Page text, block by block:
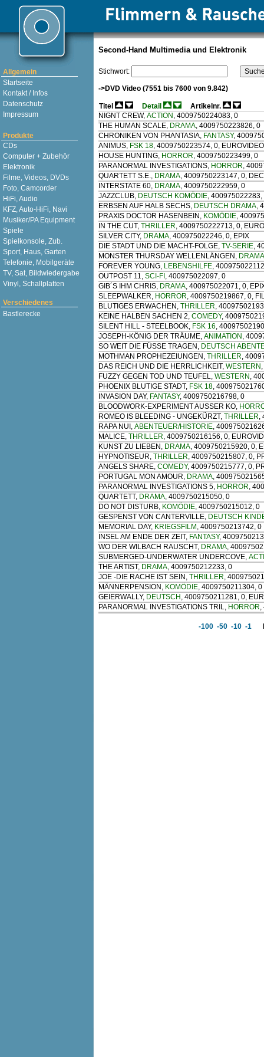
Allgemein
Startseite
Kontakt / Infos
Datenschutz
Impressum
Produkte
CDs
Computer + Zubehör
Elektronik
Filme, Videos, DVDs
Foto, Camcorder
HiFi, Audio
KFZ, Auto-HiFi, Navi
Musiker/PA Equipment
Spiele
Spielkonsole, Zub.
Sport, Haus, Garten
Telefonie, Mobilgeräte
TV, Sat, Bildwiedergabe
Vinyl, Schallplatten
Verschiedenes
Bastlerecke
Second-Hand Multimedia und Elektronik
Stichwort:
->DVD Video (7551 bis 7600 von 9.842)
Titel Detail
Artikelnr.
NIGNT CREW, ACTION , 4009750224083, 0
THE HUMAN SCALE, DRAMA, 4009750223826, 0
CHRONIKEN VON PHANTASIA, FANTASY,
ANIMUS, FSK 18, 4009750223574, 0, EUROVIDEO
HOUSE HUNTING, HORROR, 4009750223499, 0
PARANORMAL INVESTIGATIONS, HORROR,
QUARTETT S.E., DRAMA, 4009750223147, 0,
INTERSTATE 60, DRAMA, 4009750222959, 0
JAZZCLUB, DEUTSCH KOMÖDIE, 400975022283,
ERBSEN AUF HALB SECHS, DEUTSCH DRAMA,
PRAXIS DOCTOR HASENBEIN , KOMÖDIE,
IN THE CUT, THRILLER, 4009750222713, 0,
SILVER CITY, DRAMA, 400975022246, 0, EPIX
DIE STADT UND DIE MACHT-FOLGE, TV-SERIE,
MONSTER THURSDAY WELLENLÄNGEN , DRAMA
FOREVER YOUNG, LEBENSHILFE,
OUTPOST 11, SCI-FI , 400975022097, 0
GIB´S IHM CHRIS, DRAMA, 400975022071, 0,
SLEEPWALKER, HORROR, 4009750219867, 0,
BLUTIGES ERWACHEN , THRILLER,
KEINE HALBEN SACHEN 2, COMEDY,
SILENT HILL - STEELBOOK, FSK 16,
JOSEPH-KÖNIG DER TRÄUME, ANIMATION ,
SO WEIT DIE FÜSSE TRAGEN , DEUTSCH
MOTHMAN PROPHEZEIUNGEN , THRILLER,
DAS REICH UND DIE HERRLICHKEIT, WESTERN
FUZZY GEGEN TOD UND TEUFEL, WESTERN ,
PHOENIX BLUTIGE STADT, FSK 18,
INVASION DAY, FANTASY, 4009750216798, 0
BLOODWORK-EXPERIMENT AUSSER KO,
ROMEO IS BLEEDING - UNGEKÜRZT, THRILLER,
RAPA NUI , ABENTEUER/HISTORIE,
MALICE, THRILLER, 4009750216156, 0,
KUNST ZU LIEBEN , DRAMA, 4009750215920, 0,
HYPNOTISEUR, THRILLER, 4009750215807, 0,
ANGELS SHARE, COMEDY, 4009750215777, 0,
PORTUGAL MON AMOUR, DRAMA,
PARANORMAL INVESTIGATIONS 5, HORROR,
QUARTETT, DRAMA, 4009750215050, 0
DO NOT DISTURB, KOMÖDIE, 4009750215012, 0
GESPENST VON CANTERVILLE, DEUTSCH
MEMORIAL DAY, KRIEGSFILM , 4009750213742, 0
INSEL AM ENDE DER ZEIT, FANTASY,
WO DER WILBACH RAUSCHT, DRAMA,
SUBMERGED-UNDERWATER UNDERCOVE,
THE ARTIST, DRAMA, 4009750212233, 0
JOE -DIE RACHE IST SEIN , THRILLER,
MÄNNERPENSION , KOMÖDIE, 4009750211304, 0
GEIERWALLY, DEUTSCH , 4009750211281, 0,
PARANORMAL INVESTIGATIONS TRIL, HORROR,
-100 -50 -10 -1